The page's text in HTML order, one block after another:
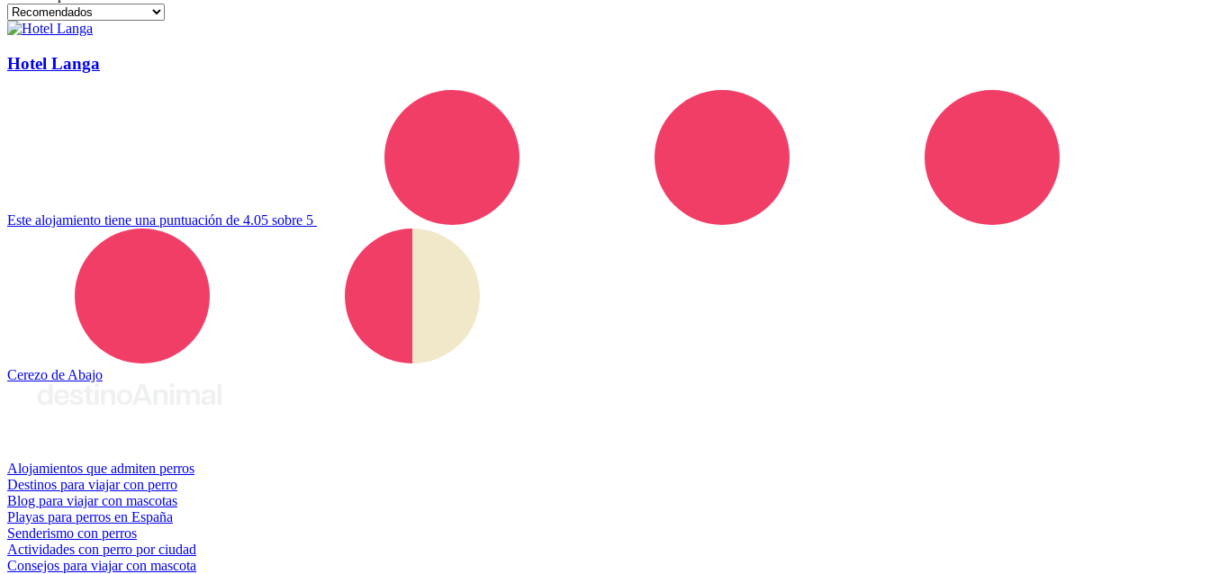
Hotel Langa
Este alojamiento tiene una puntuación de 4.05 sobre 5
Cerezo de Abajo
Alojamientos que admiten perros
Destinos para viajar con perro
Blog para viajar con mascotas
Playas para perros en España
Senderismo con perros
Actividades con perro por ciudad
Consejos para viajar con mascota